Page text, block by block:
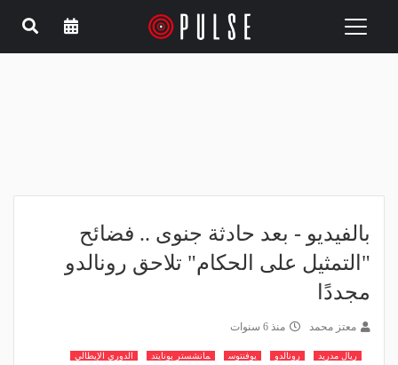
Toggle
بالفيديو - بعد حادثة جنوى .. فضائح
"التمثيل على الحكام" تلاحق رونالدو
مجددًا
معتز محمد منذ 6 سنوات
ريال مدريد رونالدو يوفنتوس مانشستر يونايتد الدوري الإيطالي